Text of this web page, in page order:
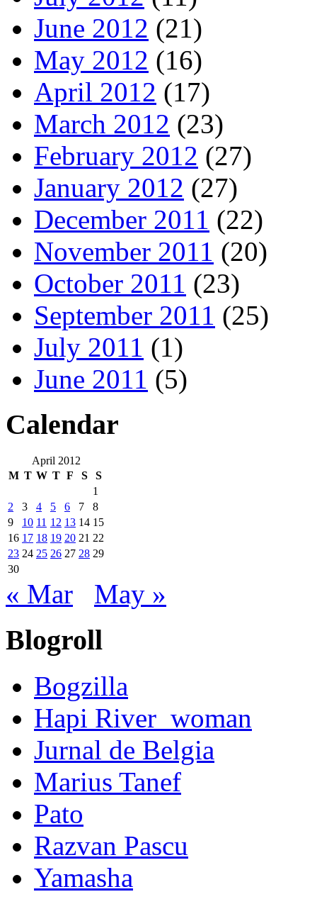
June 2012 (21)
May 2012 (16)
April 2012 (17)
March 2012 (23)
February 2012 (27)
January 2012 (27)
December 2011 (22)
November 2011 (20)
October 2011 (23)
September 2011 (25)
July 2011 (1)
June 2011 (5)
Calendar
April 2012
M T W T F S
S
1
2
3 4 5 6 7
8
9
10 11 12 13 14 15
16 17 18 19 20 21 22
23 24 25 26 27 28 29
30
« Mar May »
Blogroll
Bogzilla
Hapi River_woman
Jurnal de Belgia
Marius Tanef
Pato
Razvan Pascu
Yamasha